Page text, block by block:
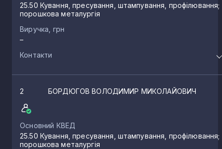
25.50 Кування, пресування, штампування, профілювання;
порошкова металургія
Виручка, грн
–
Контакти
2 БОРДЮГОВ ВОЛОДИМИР МИКОЛАЙОВИЧ
Основний КВЕД
25.50 Кування, пресування, штампування, профілювання;
порошкова металургія